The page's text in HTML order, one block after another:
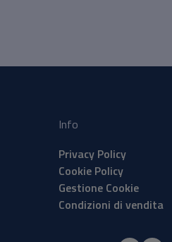
Info
Privacy Policy
Cookie Policy
Gestione Cookie
Condizioni di vendita